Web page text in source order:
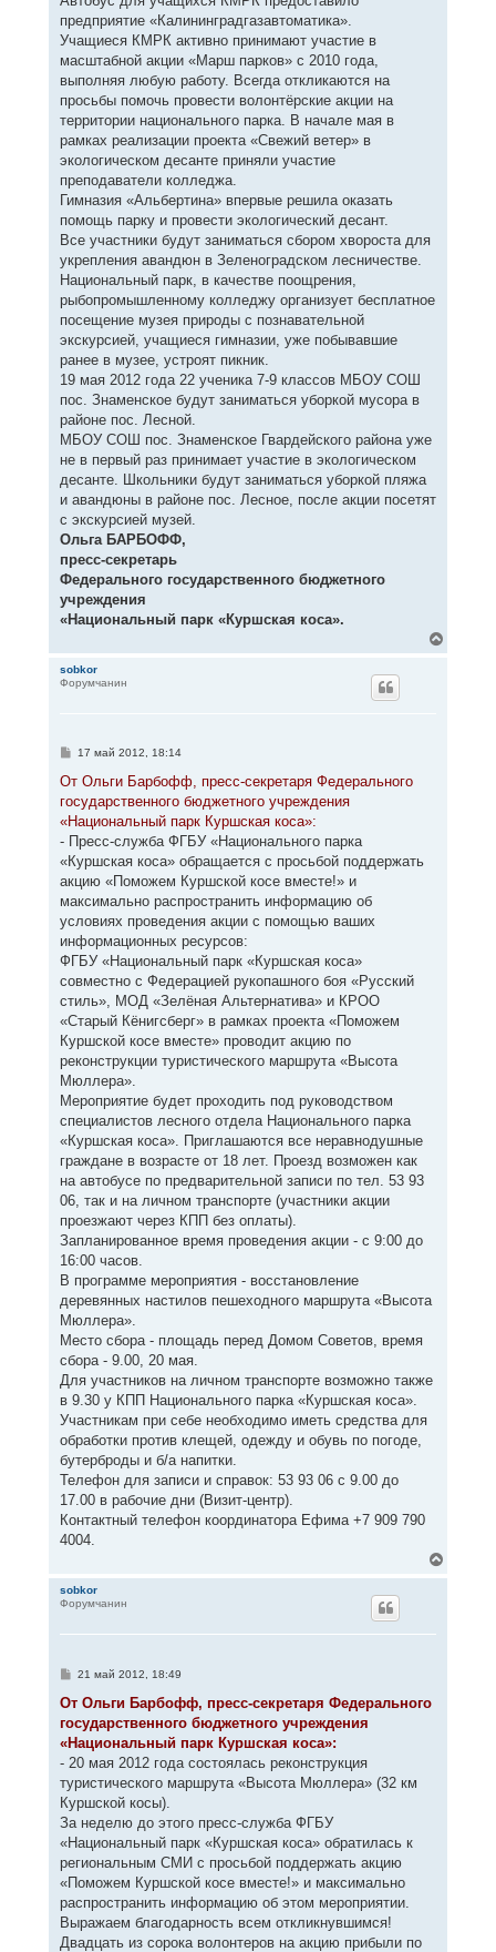
предприятие «Калининградгазавтоматика».
Учащиеся КМРК активно принимают участие в
масштабной акции «Марш парков» с 2010 года,
выполняя любую работу. Всегда откликаются на
просьбы помочь провести волонтёрские акции на
территории национального парка. В начале мая в
рамках реализации проекта «Свежий ветер» в
экологическом десанте приняли участие
преподаватели колледжа.
Гимназия «Альбертина» впервые решила оказать
помощь парку и провести экологический десант.
Все участники будут заниматься сбором хвороста для
укрепления авандюн в Зеленоградском лесничестве.
Национальный парк, в качестве поощрения,
рыбопромышленному колледжу организует бесплатное
посещение музея природы с познавательной
экскурсией, учащиеся гимназии, уже побывавшие
ранее в музее, устроят пикник.
19 мая 2012 года 22 ученика 7-9 классов МБОУ СОШ
пос. Знаменское будут заниматься уборкой мусора в
районе пос. Лесной.
МБОУ СОШ пос. Знаменское Гвардейского района уже
не в первый раз принимает участие в экологическом
десанте. Школьники будут заниматься уборкой пляжа
и авандюны в районе пос. Лесное, после акции посетят
с экскурсией музей.
Ольга БАРБОФФ,
пресс-секретарь
Федерального государственного бюджетного
учреждения
«Национальный парк «Куршская коса».
е
sobkor
Форумчанин
С
о
щ
е
и
е
17 май 2012, 18:14
От Ольги Барбофф, пресс-секретаря Федерального
государственного бюджетного учреждения
«Национальный парк Куршская коса»:
- Пресс-служба ФГБУ «Национального парка
«Куршская коса» обращается с просьбой поддержать
акцию «Поможем Куршской косе вместе!» и
максимально распространить информацию об
условиях проведения акции с помощью ваших
информационных ресурсов:
ФГБУ «Национальный парк «Куршская коса»
совместно с Федерацией рукопашного боя «Русский
стиль», МОД «Зелёная Альтернатива» и КРОО
«Старый Кёнигсберг» в рамках проекта «Поможем
Куршской косе вместе» проводит акцию по
реконструкции туристического маршрута «Высота
Мюллера».
Мероприятие будет проходить под руководством
специалистов лесного отдела Национального парка
«Куршская коса». Приглашаются все неравнодушные
граждане в возрасте от 18 лет. Проезд возможен как
на автобусе по предварительной записи по тел. 53 93
06, так и на личном транспорте (участники акции
проезжают через КПП без оплаты).
Запланированное время проведения акции - с 9:00 до
16:00 часов.
В программе мероприятия - восстановление
деревянных настилов пешеходного маршрута «Высота
Мюллера».
Место сбора - площадь перед Домом Советов, время
сбора - 9.00, 20 мая.
Для участников на личном транспорте возможно также
в 9.30 у КПП Национального парка «Куршская коса».
Участникам при себе необходимо иметь средства для
обработки против клещей, одежду и обувь по погоде,
бутерброды и б/а напитки.
Телефон для записи и справок: 53 93 06 с 9.00 до
17.00 в рабочие дни (Визит-центр).
Контактный телефон координатора Ефима +7 909 790
4004.
sobkor
Форумчанин
С
о
щ
е
и
е
21 май 2012, 18:49
От Ольги Барбофф, пресс-секретаря Федерального
государственного бюджетного учреждения
«Национальный парк Куршская коса»:
- 20 мая 2012 года состоялась реконструкция
туристического маршрута «Высота Мюллера» (32 км
Куршской косы).
За неделю до этого пресс-служба ФГБУ
«Национальный парк «Куршская коса» обратилась к
региональным СМИ с просьбой поддержать акцию
«Поможем Куршской косе вместе!» и максимально
распространить информацию об этом мероприятии.
Выражаем благодарность всем откликнувшимся!
Двадцать из сорока волонтеров на акцию прибыли по